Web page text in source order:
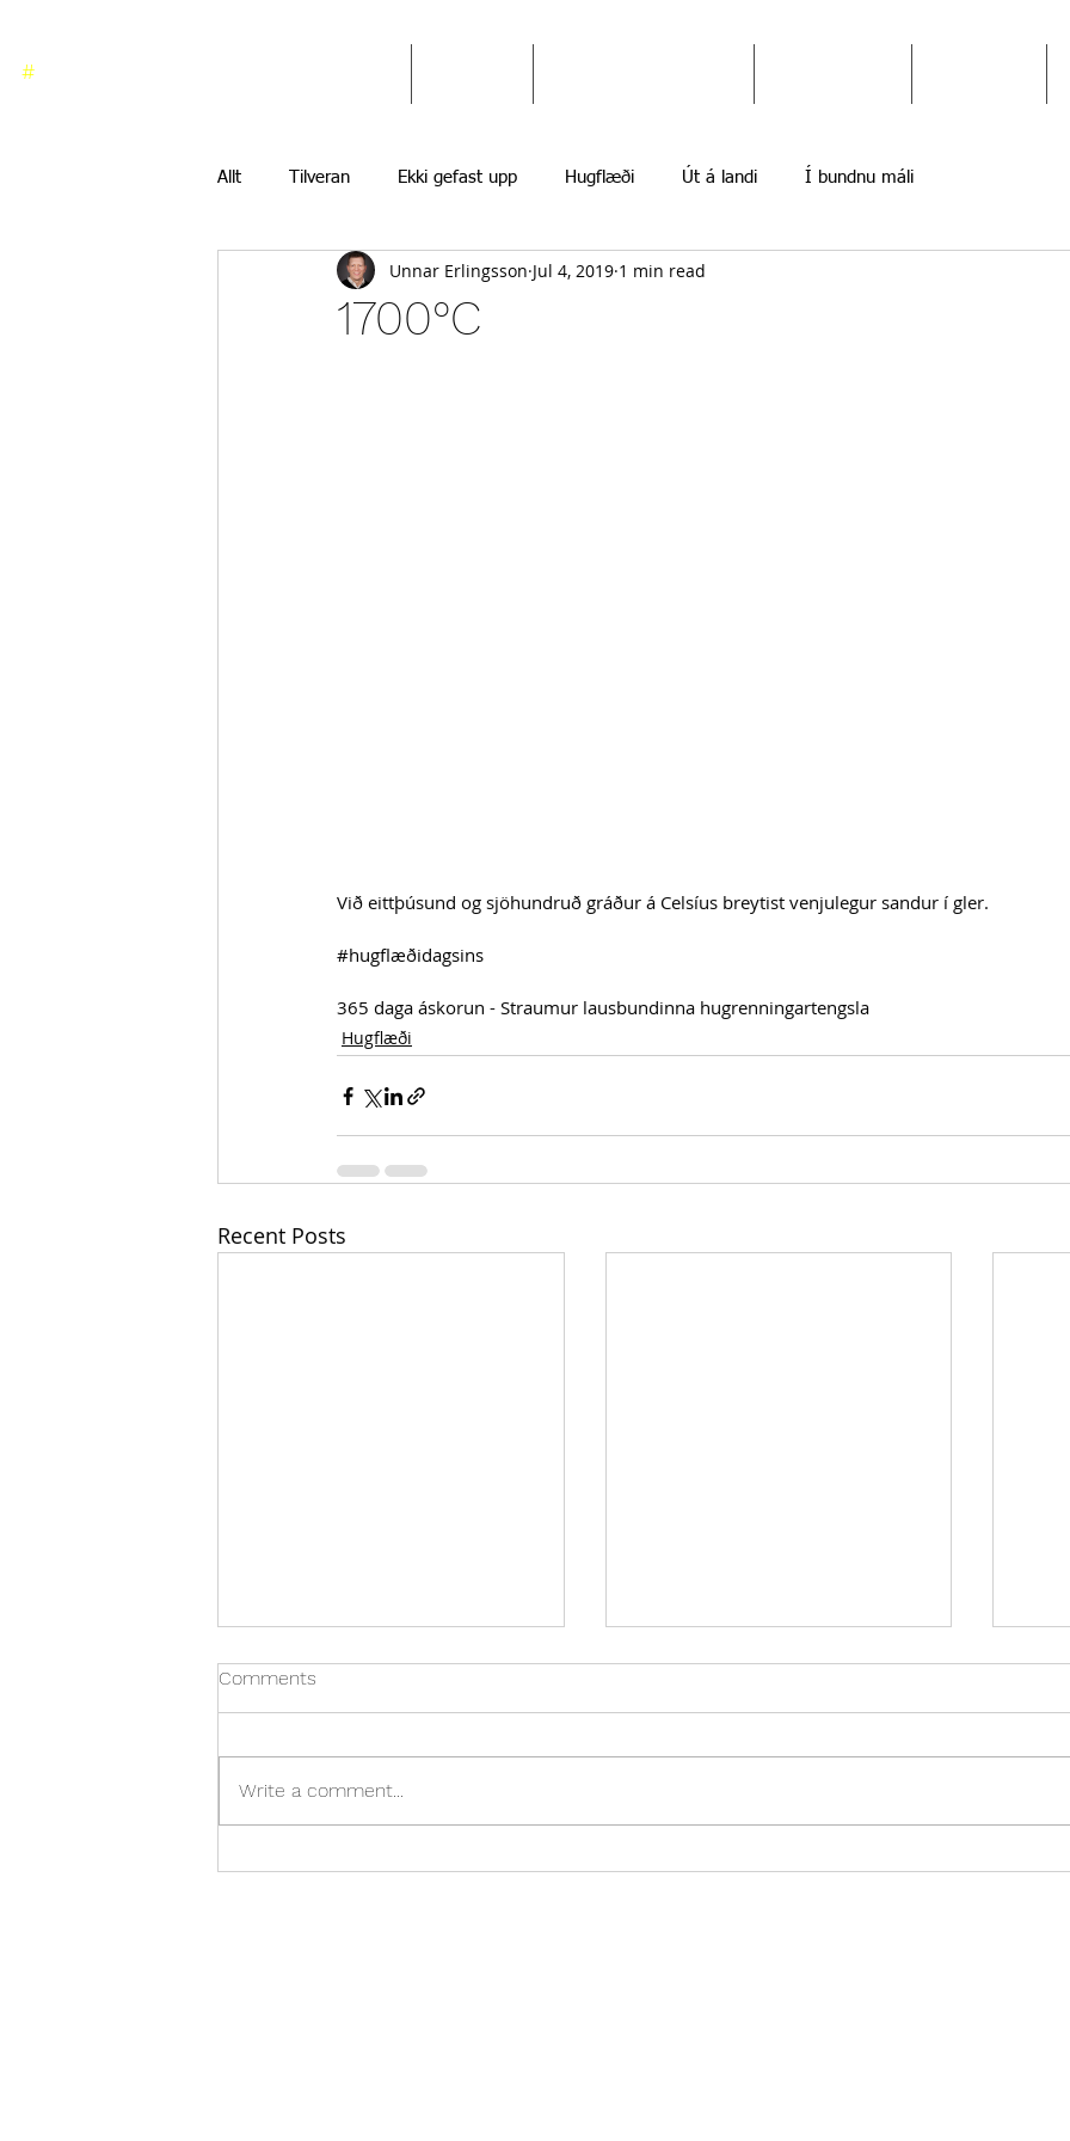
#
Allt Tilveran Ekki gefast upp Hugflæði Út á landi Í bundnu máli
1700°C
Unnar Erlingsson Jul 4, 2019 1 min read
Við eittþúsund og sjöhundruð gráður á Celsíus breytist venjulegur sandur í gler.
#hugflæðidagsins
365 daga áskorun - Straumur lausbundinna hugrenningartengsla
Hugflæði
Recent Posts
Bestu hlutirnir í lífi okkar
Comments
Write a comment...